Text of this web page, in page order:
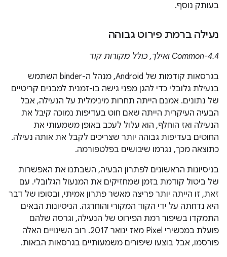
בעותק נוסף.
נעילה ברמת פירוט גבוהה
Common-4.4 ואילך, כולל מקורות קוד
בגרסאות קודמות של Android, מנהל ה-binder השתמש
בנעילת גלובלי כדי להגן מפני גישה בו-זמנית למבנים קריטיים
של נתונים. אמנם הייתה תחרות מינימלית על הנעילה, אבל
הבעיה העיקרית הייתה שאם חוט בעדיפות נמוכה קיבל את
הנעילה ואז הוחלף, הוא עלול לעכב באופן משמעותי את
החוטים בעדיפות גבוהה יותר שצריכים לקבל את אותה נעילה.
כתוצאה מכך, נגרמו שיבושים בפלטפורמה.
בניסיונות הראשונים לפתרון הבעיה, השבתנו את האפשרות
של ביטול קודמת בזמן שמחזיקים את המנעול הגלובלי. עם
זאת, זו הייתה יותר פריצה מאשר פתרון אמיתי, ובסופו של דבר
היא נדחתה על ידי הקוד המקורי והוחרגה. הניסיונות הבאים
התמקדו בשיפור רמת הפירוט של הנעילה, וגרסה שלהם
פועלת במכשירי Pixel מאז ינואר 2017. רוב השינויים האלה
פורסמו, אבל בוצעו שיפורים משמעותיים בגרסאות הבאות.